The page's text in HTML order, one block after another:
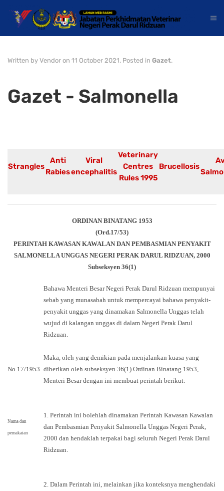
Written by Vendor on 11 October 2021. Posted in Gazet.
Gazet - Salmonella
Strangles
Anti
Rabies
Viral
encephalitis
Veterinary
Centres
Rules 1995
Brucellosis
ORDINAN BINATANG 1953
(Ord.17/53)
PERINTAH KAWASAN KAWALAN DAN PEMBASMIAN PENYAKIT
SALMONELLA UNGGAS NEGERI PERAK DARUL RIDZUAN, 2000
Subseksyen 36(1)
Bahawa Menteri Besar Negeri Perak Darul Ridzuan mempunyai
sebab yang munasabah untuk mempercayai bahawa penyakit-
penyakit unggas yang dinamakan Salmonella Unggas telah
wujud di kalangan unggas di dalam Negeri Perak Darul
Ridzuan.
No.17/1953
Maka, oleh yang demikian pada menjalankan kuasa yang
diberikan oleh subseksyen 36(1) Ordinan Binatang 1953,
Menteri Besar dengan ini membuat perintah berikut:
Nama dan
pemakaian
1. Perintah ini bolehlah dinamakan Perintah Kawasan Kawalan
dan Pembasmian Penyakit Salmonella Unggas Negeri Perak,
2000 dan hendaklah terpakai bagi seluruh Negeri Perak Darul
Ridzuan.
2. Dalam Perintah ini, melainkan jika konteksnya menghendaki